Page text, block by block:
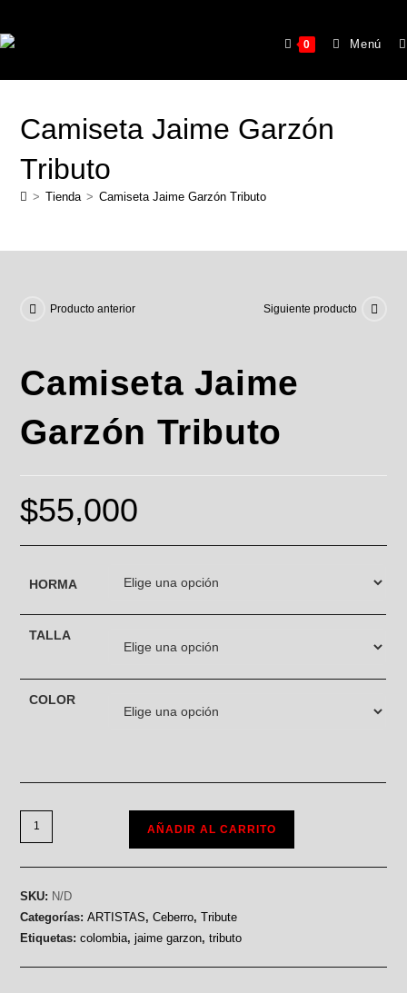
0 Menú
Camiseta Jaime Garzón
Tributo
> Tienda > Camiseta Jaime Garzón Tributo
Producto anterior Siguiente producto
Camiseta Jaime
Garzón Tributo
$55,000
HORMA
TALLA
COLOR
AÑADIR AL CARRITO
SKU: N/D
Categorías:ARTISTAS,Ceberro,Tribute
Etiquetas:colombia,jaime garzon,tributo